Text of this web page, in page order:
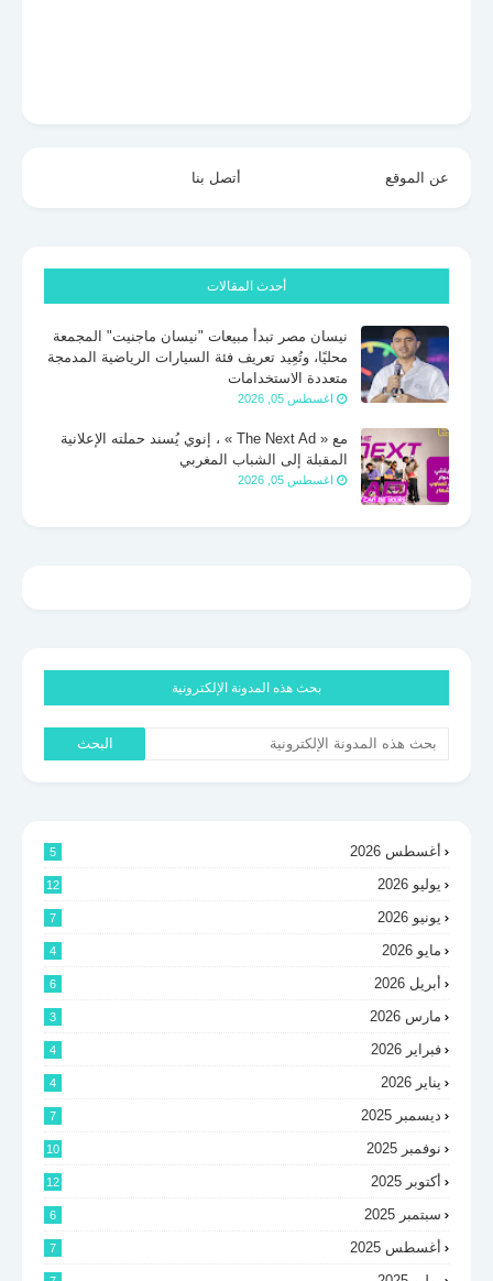
عن الموقع أتصل بنا
أحدث المقالات
نيسان مصر تبدأ مبيعات "نيسان ماجنيت" المجمعة
محليًا، وتُعِيد تعريف فئة السيارات الرياضية المدمجة
متعددة الاستخدامات
اغسطس 05, 2026
مع « The Next Ad » ، إنوي يُسند حملته الإعلانية
المقبلة إلى الشباب المغربي
اغسطس 05, 2026
بحث هذه المدونة الإلكترونية
أغسطس 2026 5
يوليو 2026 12
يونيو 2026 7
مايو 2026 4
أبريل 2026 6
مارس 2026 3
فبراير 2026 4
يناير 2026 4
ديسمبر 2025 7
نوفمبر 2025 10
أكتوبر 2025 12
سبتمبر 2025 6
أغسطس 2025 7